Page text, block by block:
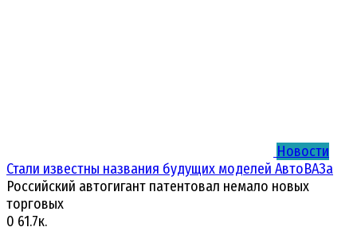
Новости
Стали известны названия будущих моделей АвтоВАЗа
Российский автогигант патентовал немало новых
торговых
0 61.7к.